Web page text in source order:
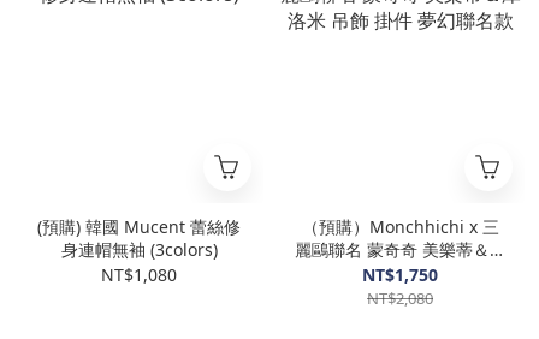
(預購) 韓國 Mucent 蕾絲修
身連帽無袖 (3colors)
NT$1,080
（預購）Monchhichi x 三
麗鷗聯名 蒙奇奇 美樂蒂＆庫
洛米 吊飾 掛件 夢幻聯名款
NT$1,750
NT$2,080